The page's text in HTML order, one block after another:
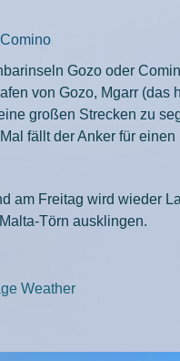
Gozo oder
von Gozo, Mgarr
großen Strecken zu
fällt der Anker für
am Freitag wird wieder
Törn ausklingen.
Weather